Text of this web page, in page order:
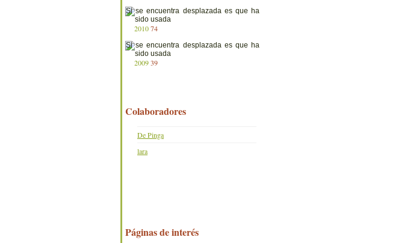
201074
200939
Colaboradores
De Pinga
lara
Páginas de interés